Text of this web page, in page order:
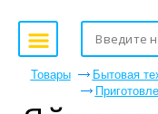
Товары Бытовая